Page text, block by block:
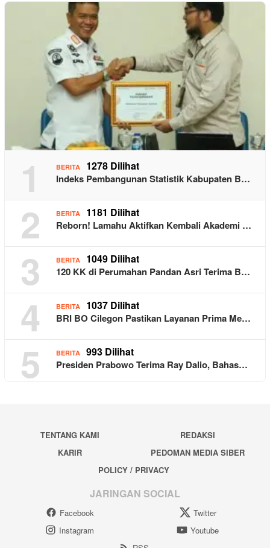
1 BERITA 1278 Dilihat
Indeks Pembangunan Statistik Kabupaten B…
2 BERITA 1181 Dilihat
Reborn! Lamahu Aktifkan Kembali Akademi …
3 BERITA 1049 Dilihat
120 KK di Perumahan Pandan Asri Terima B…
4 BERITA 1037 Dilihat
BRI BO Cilegon Pastikan Layanan Prima Me…
5 BERITA 993 Dilihat
Presiden Prabowo Terima Ray Dalio, Bahas…
TENTANG KAMI
REDAKSI
KARIR
PEDOMAN MEDIA SIBER
POLICY / PRIVACY
JARINGAN SOCIAL
Facebook
Twitter
Instagram
Youtube